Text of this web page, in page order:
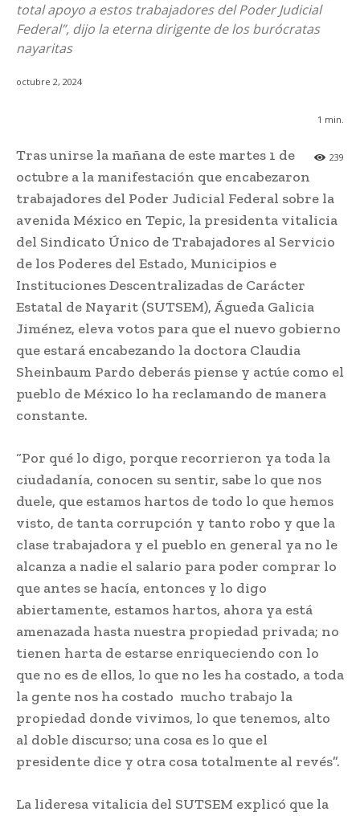
total apoyo a estos trabajadores del Poder Judicial
Federal”, dijo la eterna dirigente de los burócratas
nayaritas
octubre 2, 2024
1 min.
239
Tras unirse la mañana de este martes 1 de
octubre a la manifestación que encabezaron
trabajadores del Poder Judicial Federal sobre la
avenida México en Tepic, la presidenta vitalicia
del Sindicato Único de Trabajadores al Servicio
de los Poderes del Estado, Municipios e
Instituciones Descentralizadas de Carácter
Estatal de Nayarit (SUTSEM), Águeda Galicia
Jiménez, eleva votos para que el nuevo gobierno
que estará encabezando la doctora Claudia
Sheinbaum Pardo deberás piense y actúe como el
pueblo de México lo ha reclamando de manera
constante.
“Por qué lo digo, porque recorrieron ya toda la
ciudadanía, conocen su sentir, sabe lo que nos
duele, que estamos hartos de todo lo que hemos
visto, de tanta corrupción y tanto robo y que la
clase trabajadora y el pueblo en general ya no le
alcanza a nadie el salario para poder comprar lo
que antes se hacía, entonces y lo digo
abiertamente, estamos hartos, ahora ya está
amenazada hasta nuestra propiedad privada; no
tienen harta de estarse enriqueciendo con lo
que no es de ellos, lo que no les ha costado, a toda
la gente nos ha costado mucho trabajo la
propiedad donde vivimos, lo que tenemos, alto
al doble discurso; una cosa es lo que el
presidente dice y otra cosa totalmente al revés”.
La lideresa vitalicia del SUTSEM explicó que la